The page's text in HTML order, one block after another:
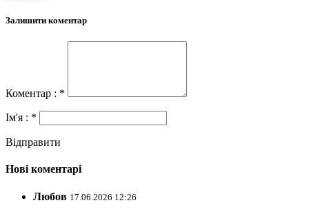
Залишити коментар
Коментар : *
Ім'я : *
Відправити
Нові коментарі
Любов 17.06.2026 12:26